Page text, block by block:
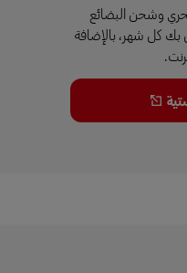
وشحن البضائع
بك كل شهر، بالإضافة